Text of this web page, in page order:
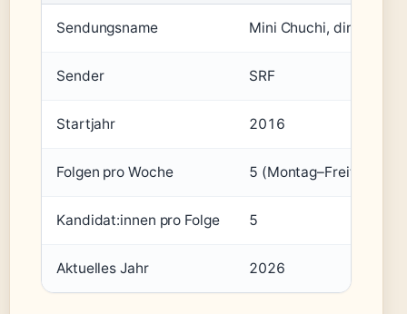
Sendungsname Mini Chuchi, dini Chuchi
Sender SRF
Startjahr 2016
Folgen pro Woche 5 (Montag–Freitag)
Kandidat:innen pro Folge 5
Aktuelles Jahr 2026